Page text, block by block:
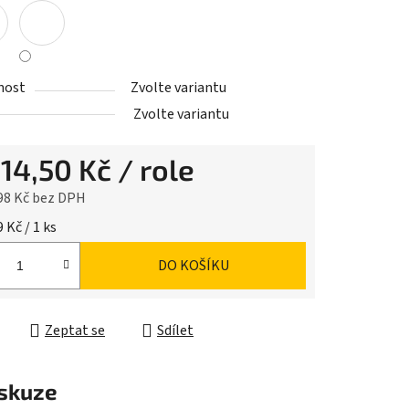
Zvolte variantu
Zvolte variantu
14,50 Kč / role
Kčbez DPH
Kč / 1 ks
DO KOŠÍKU
Zeptat se Sdílet